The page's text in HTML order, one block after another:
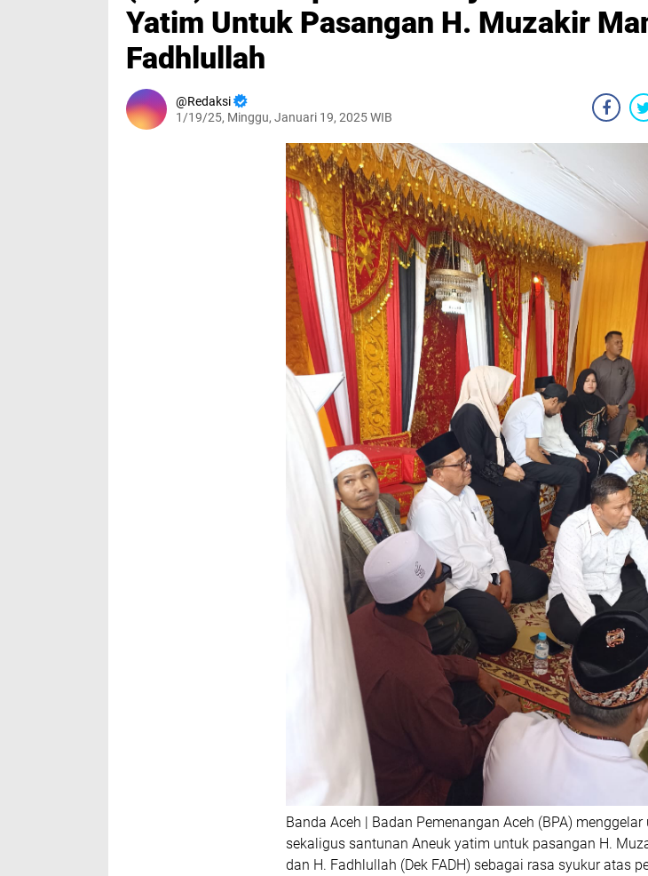
Yatim Untuk Pasangan H. Muzakir
Fadhlullah
Redaksi
1/19/25, Minggu, Januari 19, 2025 WIB
Banda Aceh | Badan Pemenangan Aceh (BPA)
sekaligus santunan Aneuk yatim untuk pasangan H.
dan H. Fadhlullah (Dek FADH) sebagai rasa syukur atas